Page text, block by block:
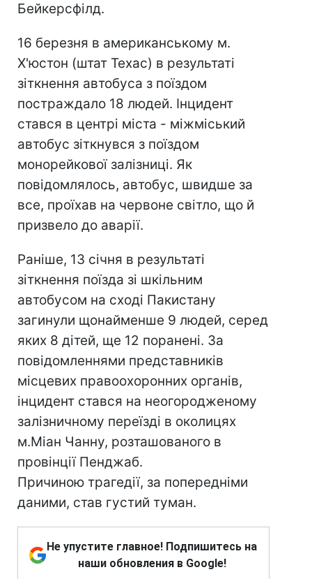
Бейкерсфілд.
16 березня в американському м.
Х'юстон (штат Техас) в результаті
зіткнення автобуса з поїздом
постраждало 18 людей. Інцидент
стався в центрі міста - міжміський
автобус зіткнувся з поїздом
монорейкової залізниці. Як
повідомлялось, автобус, швидше за
все, проїхав на червоне світло, що й
призвело до аварії.
Раніше, 13 січня в результаті
зіткнення поїзда зі шкільним
автобусом на сході Пакистану
загинули щонайменше 9 людей, серед
яких 8 дітей, ще 12 поранені. За
повідомленнями представників
місцевих правоохоронних органів,
інцидент стався на неогородженому
залізничному переїзді в околицях
м.Міан Чанну, розташованого в
провінції Пенджаб.
Причиною трагедії, за попередніми
даними, став густий туман.
Не упустите главное! Подпишитесь на
наши обновления в Google!